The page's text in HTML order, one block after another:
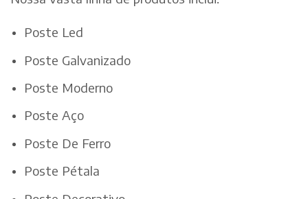
Poste Led
Poste Galvanizado
Poste Moderno
Poste Aço
Poste De Ferro
Poste Pétala